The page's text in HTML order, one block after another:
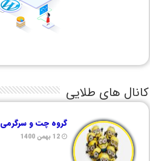
کانال های طلایی
گروه چت و سرگرمی
12 بهمن 1400